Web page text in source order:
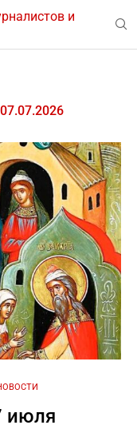
и
07.07.2026
июля